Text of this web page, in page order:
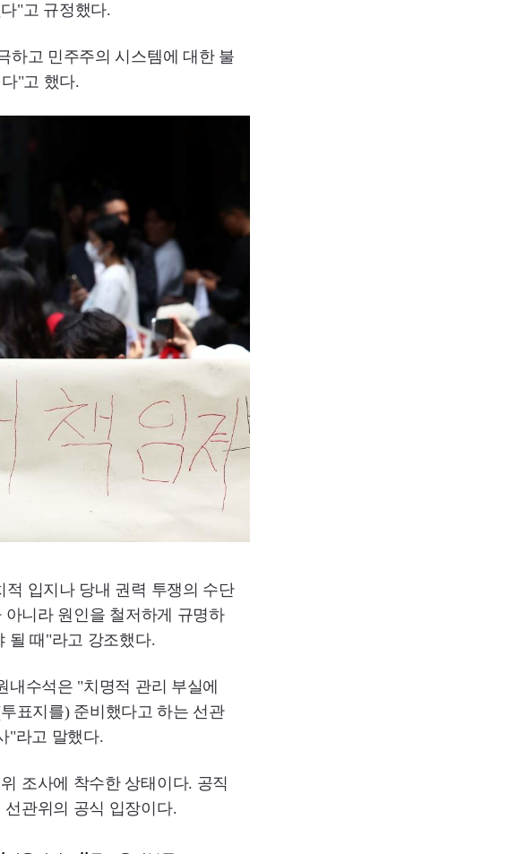
"고 규정했다.
하고 민주주의 시스템에 대한 불
"고 했다.
입지나 당내 권력 투쟁의 수단
니라 원인을 철저하게 규명하
될 때"라고 강조했다.
수석은 "치명적 관리 부실에
표지를) 준비했다고 하는 선관
"라고 말했다.
조사에 착수한 상태이다. 공직
관위의 공식 입장이다.